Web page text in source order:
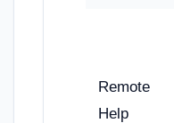
Remote
Help